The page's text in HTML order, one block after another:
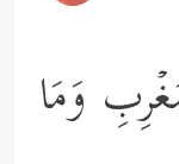
وَمَا